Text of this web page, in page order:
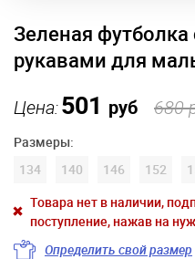
Зеленая
рукавами для
Цена:501 руб 680
Размеры:
134
140 146 152
Товара нет в наличии,
поступление, нажав на
Определить свой размер